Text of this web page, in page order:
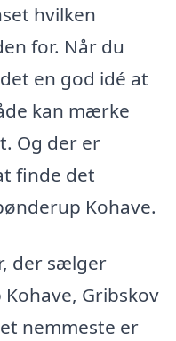
hvilken
for. Når du
en god idé at
kan mærke
Og der er
finde det
Kohave.
der sælger
Gribskov
nemmeste er